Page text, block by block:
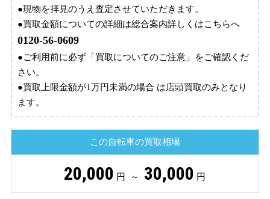
●現物を拝見のうえ査定させていただきます。
●買取金額についての詳細は総合案内詳しくはこちらへ
0120-56-0609
●ご利用前に必ず「買取についてのご注意」をご確認くだ
さい。
●買取上限金額が1万円未満の場合 は店頭買取のみとなり
ます。
この自転車の買取相場
20,000 円 ～ 30,000 円